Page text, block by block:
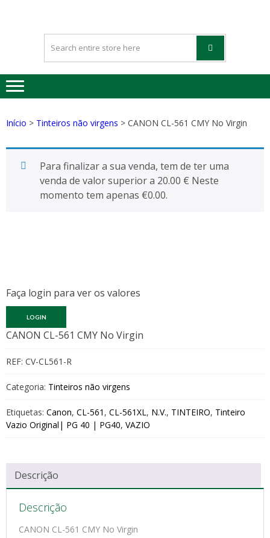
–
VAZIOS
Início > Tinteiros não virgens > CANON CL-561 CMY No Virgin
Para finalizar a sua venda, tem de ter uma
venda de valor superior a 20.00 € Neste
momento tem apenas €0.00.
Faça login para ver os valores
LOGIN
CANON CL-561 CMY No Virgin
REF: CV-CL561-R
Categoria: Tinteiros não virgens
Etiquetas: Canon, CL-561 , CL-561XL, N.V., TINTEIRO, Tinteiro
Vazio Original| PG 40 | PG40, VAZIO
Descrição
Descrição
CANON CL-561 CMY No Virgin